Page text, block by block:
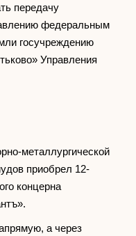
передачу
федеральным
госучреждению
Управления
металлургической
приобрел 12-
концерна
а через